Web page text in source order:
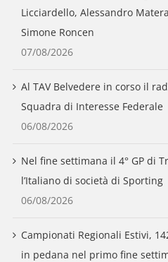
Licciardello, Alessandro
Simone Roncen
07/08/2026
Al TAV Belvedere in corso il
Squadra di Interesse Federale
06/08/2026
Nel fine settimana il 4° GP di
l’Italiano di società di Sporting
06/08/2026
Campionati Regionali Estivi,
in pedana nel primo fine